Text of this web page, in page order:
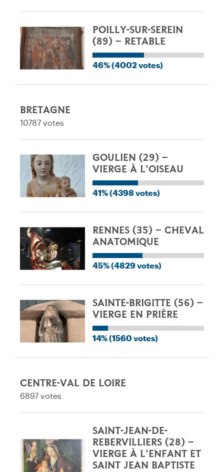
POILLY-SUR-SEREIN
(89) – RETABLE
46% (4002 votes)
BRETAGNE
10787 votes
GOULIEN (29) –
VIERGE À L'OISEAU
41% (4398 votes)
RENNES (35) – CHEVAL
ANATOMIQUE
45% (4829 votes)
SAINTE-BRIGITTE (56) –
VIERGE EN PRIÈRE
14% (1560 votes)
CENTRE-VAL DE LOIRE
6897 votes
SAINT-JEAN-DE-
REBERVILLIERS (28) –
VIERGE À L'ENFANT ET
SAINT JEAN BAPTISTE